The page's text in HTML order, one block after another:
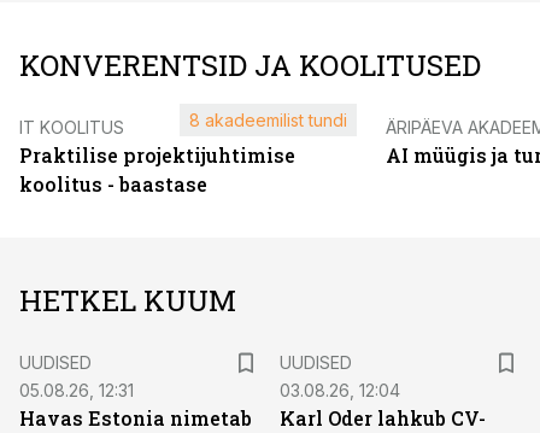
KONVERENTSID JA KOOLITUSED
IT KOOLITUS
Praktilise projektijuhtimise
koolitus - baastase
8 akadeemilist tundi ÄRIPÄEVA
AI müügis ja
HETKEL KUUM
UUDISED
05.08.26, 12:31
Havas Estonia nimetab
UUDISED
03.08.26, 12:04
Karl Oder lahkub CV-